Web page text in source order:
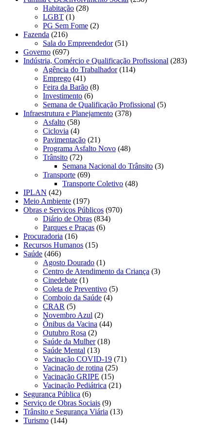
Habitação (28)
LGBT (1)
PG Sem Fome (2)
Fazenda (216)
Sala do Empreendedor(51)
Governo (697)
Indústria, Comércio e Qualificação Profissional (283)
Agência do Trabalhador(114)
Emprego (41)
Feira da Barão (8)
Investimento (6)
Semana de Qualificação Profissional (5)
Infraestrutura e Planejamento (378)
Asfalto (58)
Ciclovia (4)
Pavimentação (21)
Programa Asfalto Novo (48)
Trânsito (72)
Semana Nacional do Trânsito (3)
Transporte (69)
Transporte Coletivo (48)
IPLAN (42)
Meio Ambiente (197)
Obras e Serviços Públicos (970)
Diário de Obras (834)
Parques e Praças (6)
Procuradoria (16)
Recursos Humanos (15)
Saúde (466)
Agosto Dourado (1)
Centro de Atendimento da Criança (3)
Cinedebate (1)
Coleta de Preventivo (5)
Comboio da Saúde (4)
CRAR (5)
Novembro Azul (2)
Ônibus da Vacina (44)
Outubro Rosa (2)
Saúde da Mulher(18)
Saúde Mental (13)
Vacinação COVID-19 (71)
Vacinação de rotina (25)
Vacinação GRIPE (15)
Vacinação Pediátrica (21)
Segurança Pública (6)
Serviço de Obras Sociais (9)
Trânsito e Segurança Viária (13)
Turismo (144)